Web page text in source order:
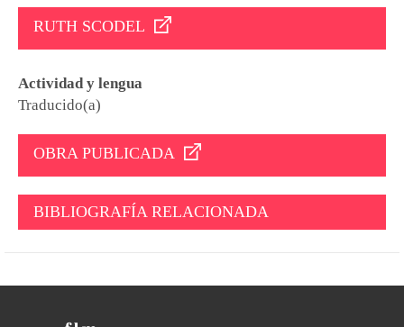
RUTH SCODEL
Actividad y lengua
Traducido(a)
OBRA PUBLICADA
BIBLIOGRAFÍA RELACIONADA